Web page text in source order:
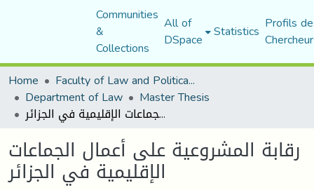
Communities
&
Collections
All of
DSpace Statistics Profils
Home
Faculty of Law and Political Science
Department of Law Master Thesis
رقابة المشروعية على أعمال الجماعات الإقليمية في الجزائر
رقابة المشروعية على أعمال الجماعات
الإقليمية في الجزائر